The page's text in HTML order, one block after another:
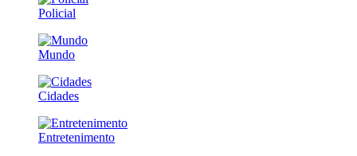
Policial
Mundo
Cidades
Entretenimento